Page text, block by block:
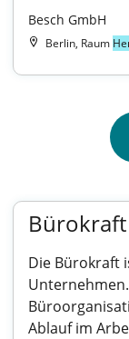
Besch GmbH
Berlin, Raum
Bürokraft
Die Bürokraft
Ablauf im